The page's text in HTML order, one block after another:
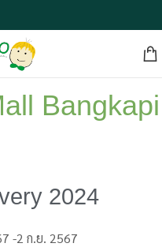
Bangkapi
2024
-2 ก.ย. 2567